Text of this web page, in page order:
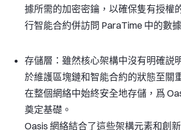
據所需的加密密鑰，以確保隻有授權
行智能合約併訪問 ParaTime 中的數據
存儲層： 雖然核心架構中沒有明確説
於維護區塊鏈和智能合約的狀態至關
在整個網絡中始終安全地存儲，爲
奠定基礎。
Oasis 網絡結合了這些架構元素和創